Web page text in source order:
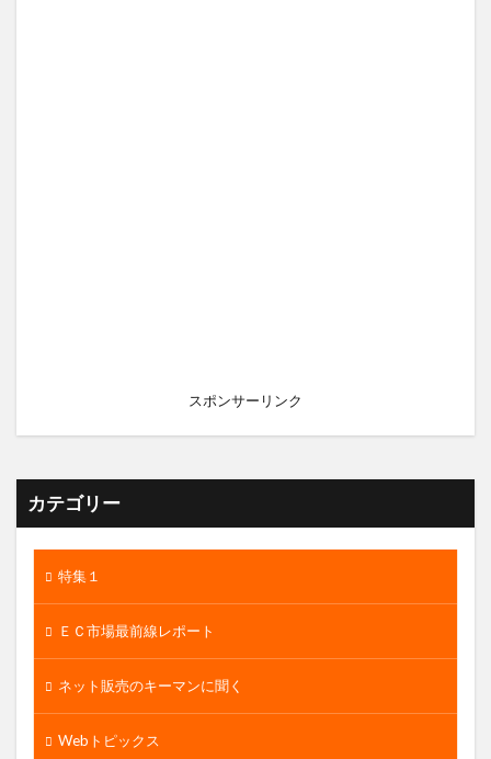
スポンサーリンク
カテゴリー
特集１
ＥＣ市場最前線レポート
ネット販売のキーマンに聞く
Webトピックス